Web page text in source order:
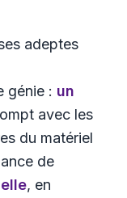
adeptes
génie : un
avec les
du matériel
de
, en